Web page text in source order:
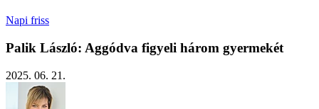
Napi friss
Palik László: Aggódva figyeli három gyermekét
2025. 06. 21.